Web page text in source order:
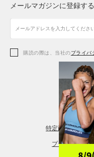
アクセサリー
アクセサリー
シューズ
アクセサリー
レギンス＆タイツ
シューズ
メールマガジンに登録する
購読の際は、当社のプライバ
特定商取引法に
プライバシー